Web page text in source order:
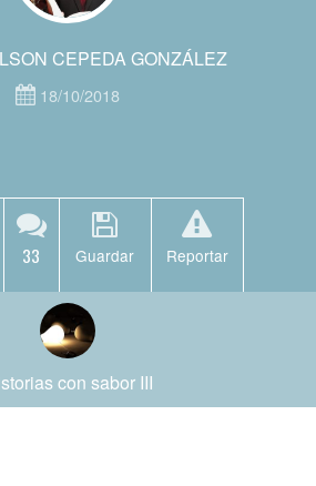
CEPEDA GONZÁLEZ
18/10/2018
33 Guardar Reportar
con sabor III